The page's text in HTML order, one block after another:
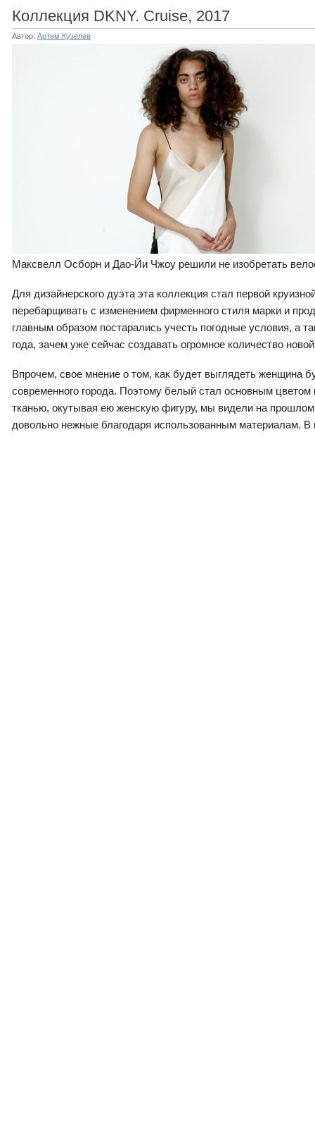
Коллекция DKNY. Cruise, 2017
Автор: Артем Кузелев
Максвелл Осборн и Дао-Йи Чжоу решили не изобретать
Для дизайнерского дуэта эта коллекция стал первой
перебарщивать с изменением фирменного стиля марки и
главным образом постарались учесть погодные условия, а
года, зачем уже сейчас создавать огромное количество
Впрочем, свое мнение о том, как будет выглядеть
современного города. Поэтому белый стал основным
тканью, окутывая ею женскую фигуру, мы видели на
довольно нежные благодаря использованным материалам. В